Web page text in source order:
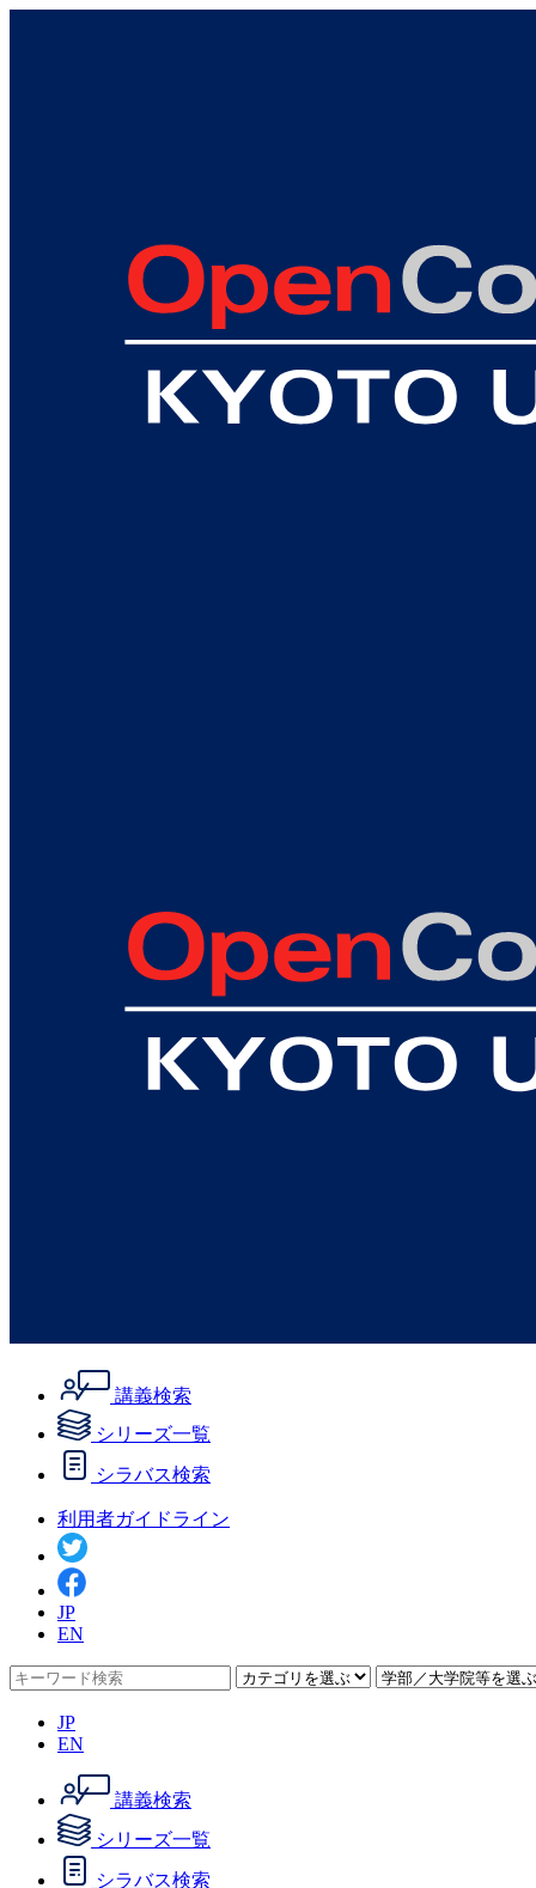
講義検索
シリーズ一覧
シラバス検索
利用者ガイドライン
JP
EN
JP
EN
講義検索
シリーズ一覧
シラバス検索